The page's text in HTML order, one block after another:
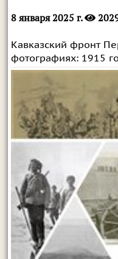
8 января 2025 г.
Кавказский фронт
фотографиях: 1915